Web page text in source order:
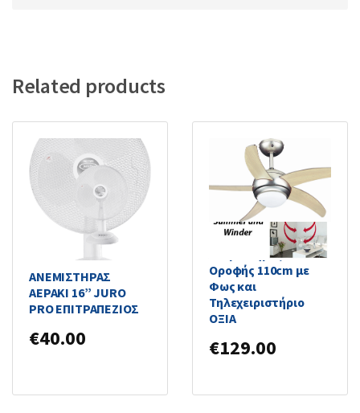
Related products
ΑΝΕΜΙΣΤΗΡΑΣ
ΑΕΡΑΚΙ 16” JURO
PRO ΕΠΙΤΡΑΠΕΖΙΟΣ
€40.00
Primo PRCF-80283
Ανεμιστήρας
Οροφής 110cm με
Φως και
Τηλεχειριστήριο
ΟΞΙΑ
€129.00